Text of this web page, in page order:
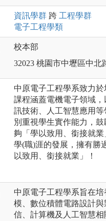
資訊學群 跨 工程學群
電子工程學類
校本部
32023 桃園市中壢區中北
中原電子工程學系致力
課程涵蓋電機電子領域
訊技術、人工智慧應用
別重視學生實作能力，
夠「學以致用、銜接就
學(職)涯的發展，擁有勝
以致用、銜接就業」！
中原電子工程學系旨在
模、數位積體電路設計
信、計算機及人工智慧相